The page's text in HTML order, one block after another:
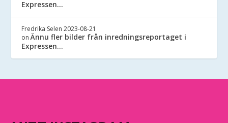
Expressen…
Fredrika Selen 2023-08-21
onÄnnu fler bilder från inredningsreportaget i
Expressen…